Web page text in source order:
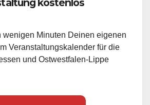
kostenlos
wenigen Minuten Deinen eigenen
Veranstaltungskalender für die
und Ostwestfalen-Lippe